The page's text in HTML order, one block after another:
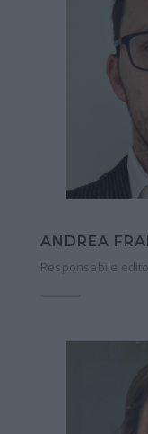
ANDREA
Responsabile